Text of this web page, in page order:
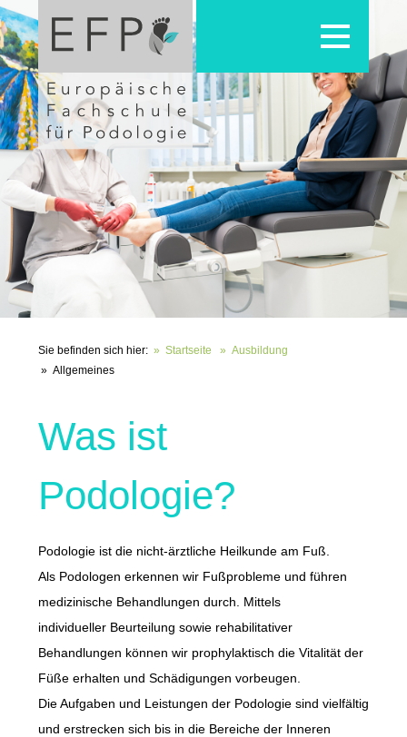
Toggle
navigation
Sie befinden sich hier: Startseite
Ausbildung
Allgemeines
Was ist
Podologie?
Podologie ist die nicht-ärztliche Heilkunde am Fuß.
Als Podologen erkennen wir Fußprobleme und führen
medizinische Behandlungen durch. Mittels
individueller Beurteilung sowie rehabilitativer
Behandlungen können wir prophylaktisch die Vitalität der
Füße erhalten und Schädigungen vorbeugen.
Die Aufgaben und Leistungen der Podologie sind vielfältig
und erstrecken sich bis in die Bereiche der Inneren